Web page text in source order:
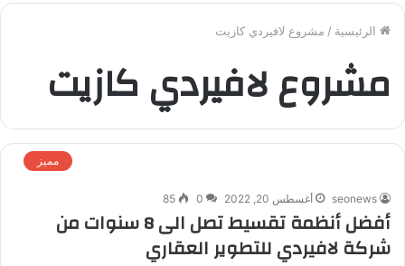
الرئيسية / مشروع لافيردي كازيت
مشروع لافيردي كازيت
مميز
seonews أغسطس 20, 2022 0
85
أفضل أنظمة تقسيط تصل الى 8 سنوات من
شركة لافيردي للتطوير العقاري